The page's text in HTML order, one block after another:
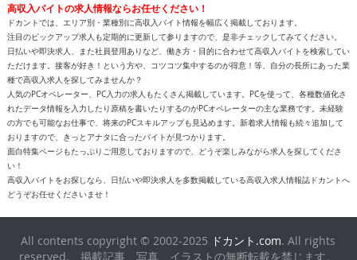
高収入バイトの求人情報ならお任せください！
ドカントでは、エリア別・業種別に高収入バイト情報を幅広く掲載しております。
注目のピックアップ求人も定期的に更新して参りますので、是非チェックしてみてください。
日払いや即決求人、また社員登用ありなど、働き方・目的に合わせて高収入バイトを検索してい
ただけます。接客が好き！という方や、コツコツ集中するのが得意！等、自分の長所にあった業
種で高収入求人を探してみませんか？
人気のPCオペレーター、PC入力の求人もたくさん掲載しています。PCを使って、各種数値化さ
れたデータ情報を入力したり原稿を書いたりするのがPCオペレーターの主な業務です。未経験
の方でも可能なお仕事で、将来のPCスキルアップも見込めます。新着求人情報も続々追加して
おりますので、きっとアナタに合ったバイトが見つかります。
面白特集ページもたっぷりご用意しておりますので、どうぞ楽しみながら求人を探してくださ
い！
高収入バイトをお探しなら、日払いや即決求人を多数掲載している高収入求人情報誌ドカントへ
どうぞお任せくださいませ！
All contents copyright © 2002-2025 ドカント.com. All rights
reserved. 掲載記事、写真、イラストの無断転載を禁じます。